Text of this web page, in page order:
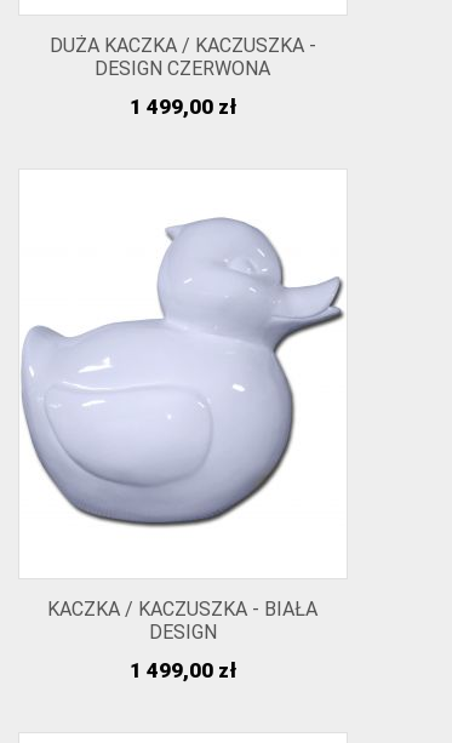
DUŻA KACZKA / KACZUSZKA -
DESIGN CZERWONA
Cena
1 499,00 zł
KACZKA / KACZUSZKA - BIAŁA
DESIGN
Cena
1 499,00 zł